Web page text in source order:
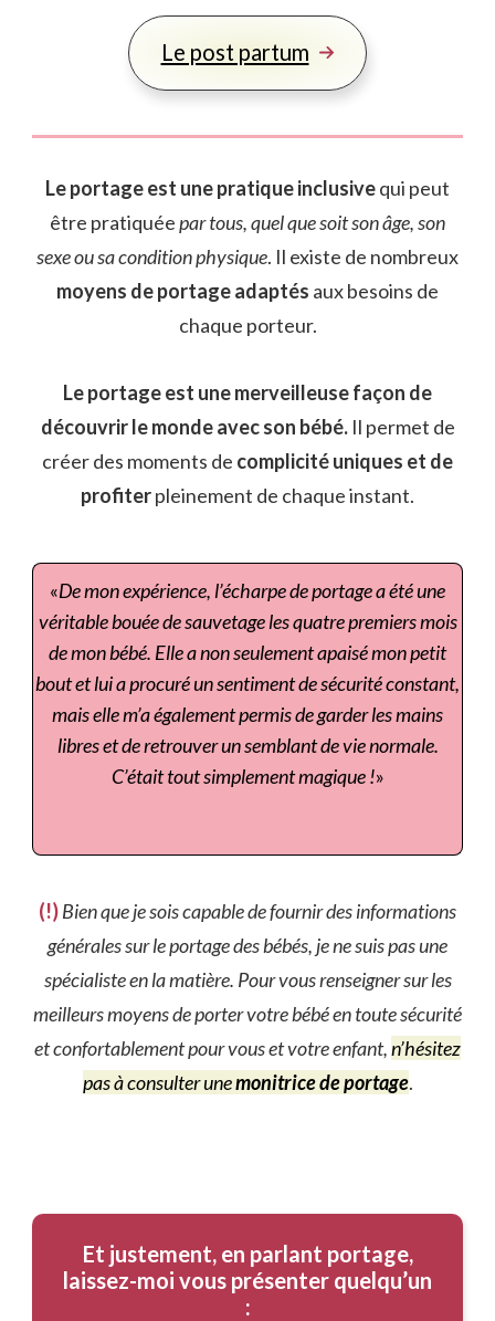
Le post partum
Le portage est une pratique inclusivequi peut
être pratiquéepar tous, quel que soit son âge, son
sexe ou sa condition physique. Il existe de nombreux
moyens de portage adaptés aux besoins de
chaque porteur.
Le portage est une merveilleuse façon de
découvrir le monde avec son bébé.Il permet de
créer des moments de complicité uniques et de
profiterpleinement de chaque instant.
«De mon expérience, l’écharpe de portage a été une
véritable bouée de sauvetage les quatre premiers mois
de mon bébé. Elle a non seulement apaisé mon petit
bout et lui a procuré un sentiment de sécurité constant,
mais elle m’a également permis de garder les mains
libres et de retrouver un semblant de vie normale.
C’était tout simplement magique !»
(!)Bien que je sois capable de fournir des informations
générales sur le portage des bébés, je ne suis pas une
spécialiste en la matière. Pour vous renseigner sur les
meilleurs moyens de porter votre bébé en toute sécurité
et confortablement pour vous et votre enfant,n’hésitez
pas à consulter unemonitrice de portage.
Et justement, en parlant portage,
laissez-moi vous présenter quelqu’un
: